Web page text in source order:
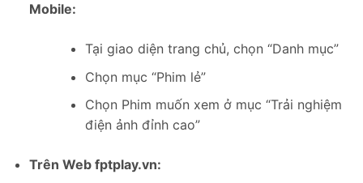
Mobile:
Tại giao diện trang chủ, chọn “Danh mục”
Chọn mục “Phim lẻ”
Chọn Phim muốn xem ở mục “Trải nghiệm
điện ảnh đỉnh cao”
Trên Web fptplay.vn: